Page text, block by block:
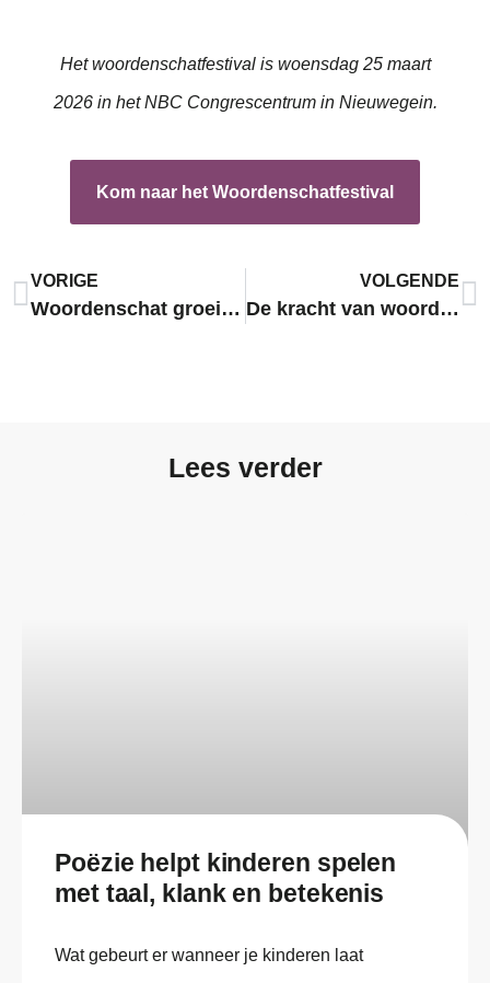
Het woordenschatfestival is woensdag 25 maart
2026 in het NBC Congrescentrum in Nieuwegein.
Kom naar het Woordenschatfestival
VORIGE
Woordenschat groeit waar kinderen zich verbonden voelen
VOLGENDE
De kracht van woorden in een wereld van kansenongelijkheid
Lees verder
Poëzie helpt kinderen spelen
met taal, klank en betekenis
Wat gebeurt er wanneer je kinderen laat